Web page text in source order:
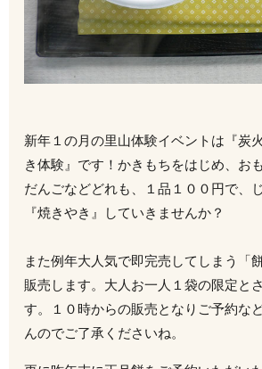
新年１の月の里山体験イベントは『炭
き体験』です！かきもちをはじめ、お
だんごなどどれも、１品１００円で、
『焼きやき』していきませんか？
また例年大人気で即完売してしまう「
販売します。大人お一人１袋の限定と
す。１０時からの販売となりご予約な
んのでご了承くださいね。